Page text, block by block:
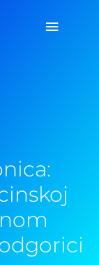
Glavni